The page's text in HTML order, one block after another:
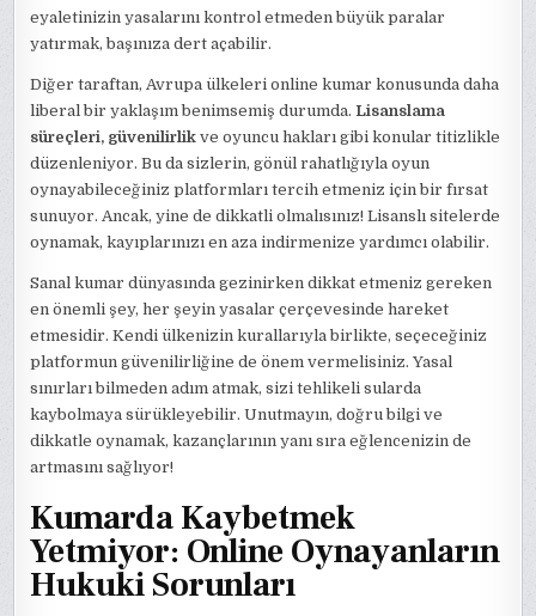
eyaletinizin yasalarını kontrol etmeden büyük paralar
yatırmak, başınıza dert açabilir.
Diğer taraftan, Avrupa ülkeleri online kumar konusunda daha
liberal bir yaklaşım benimsemiş durumda.Lisanslama
süreçleri, güvenilirlik ve oyuncu hakları gibi konular titizlikle
düzenleniyor. Bu da sizlerin, gönül rahatlığıyla oyun
oynayabileceğiniz platformları tercih etmeniz için bir fırsat
sunuyor. Ancak, yine de dikkatli olmalısınız! Lisanslı sitelerde
oynamak, kayıplarınızı en aza indirmenize yardımcı olabilir.
Sanal kumar dünyasında gezinirken dikkat etmeniz gereken
en önemli şey, her şeyin yasalar çerçevesinde hareket
etmesidir. Kendi ülkenizin kurallarıyla birlikte, seçeceğiniz
platformun güvenilirliğine de önem vermelisiniz. Yasal
sınırları bilmeden adım atmak, sizi tehlikeli sularda
kaybolmaya sürükleyebilir. Unutmayın, doğru bilgi ve
dikkatle oynamak, kazançlarının yanı sıra eğlencenizin de
artmasını sağlıyor!
Kumarda Kaybetmek
Yetmiyor: Online Oynayanların
Hukuki Sorunları